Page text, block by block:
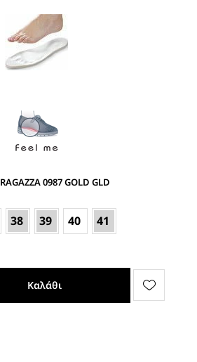
RAGAZZA 0987 GOLD GLD
38 39 40 41
Καλάθι